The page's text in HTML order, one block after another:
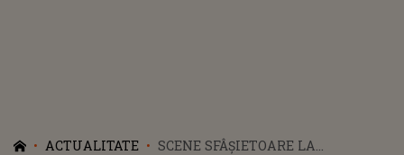
ACTUALITATE
SCENE SFÂȘIETOARE LA